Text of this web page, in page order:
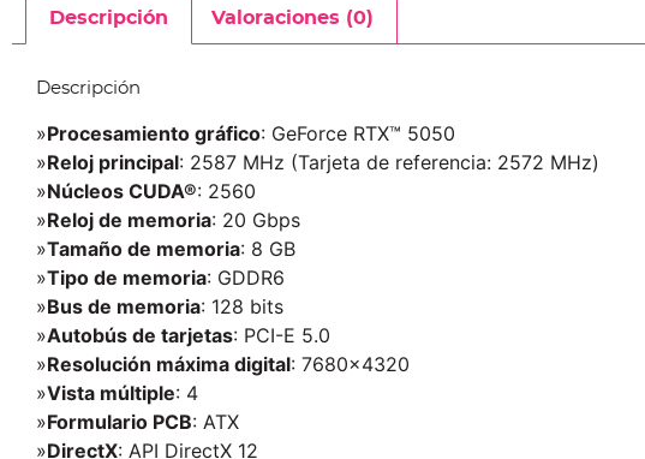
Descripción Valoraciones (0)
Descripción
»Procesamiento gráfico: GeForce RTX™ 5050
»Reloj principal: 2587 MHz (Tarjeta de referencia: 2572 MHz)
»Núcleos CUDA®: 2560
»Reloj de memoria: 20 Gbps
»Tamaño de memoria: 8 GB
»Tipo de memoria: GDDR6
»Bus de memoria: 128 bits
»Autobús de tarjetas: PCI-E 5.0
»Resolución máxima digital: 7680×4320
»Vista múltiple: 4
»Formulario PCB: ATX
»DirectX: API DirectX 12